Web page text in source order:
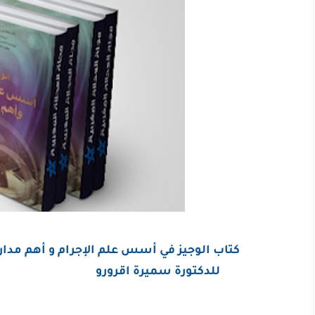
كتاب الوجيز في أسس علم الإجرام و أهم
للدكتورة سميرة اقرورو